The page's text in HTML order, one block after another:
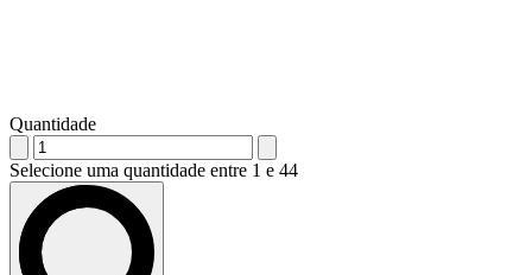
Quantidade
Selecione uma quantidade entre 1 e 44